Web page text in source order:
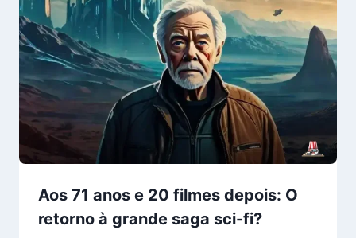
Aos 71 anos e 20 filmes depois: O
retorno à grande saga sci-fi?